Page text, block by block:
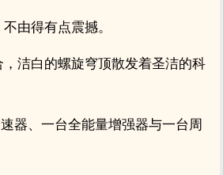
由得有点震撼。
洁白的螺旋穹顶散发着圣洁的科
器、一台全能量增强器与一台周